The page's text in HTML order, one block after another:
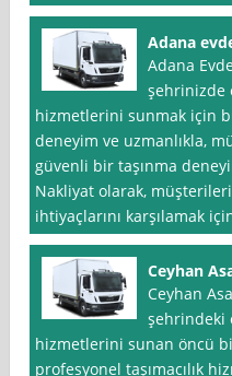
Adana
Adana
şehrinizde
hizmetlerini sunmak için
deneyim ve uzmanlıkla,
güvenli bir taşınma
Nakliyat olarak,
ihtiyaçlarını karşılamak
Ceyhan
Ceyhan
şehrindeki
hizmetlerini sunan öncü
profesyonel taşımacılık